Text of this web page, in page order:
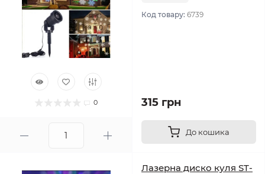
0
Код товару: 6739
315 грн
До кошика
Лазерна диско куля ST-